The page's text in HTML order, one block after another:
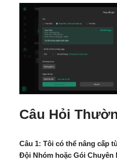
Câu Hỏi
Câu 1: Tôi có thể nâng cấp
Đội Nhóm hoặc Gói Chuyên